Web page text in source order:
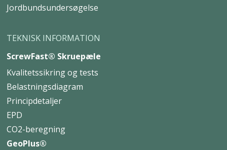
Jordbundsundersøgelse
TEKNISK INFORMATION
ScrewFast® Skruepæle
Kvalitetssikring og tests
Belastningsdiagram
Principdetaljer
EPD
CO2-beregning
GeoPlus®